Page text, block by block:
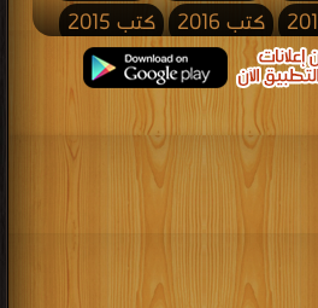
كتب 2016
كتب 2015
كتب 2012
كتب 2011
كتب 2008
كتب 2004
كتب 2003
كتب 2000
كتب 1992
كتب 1991